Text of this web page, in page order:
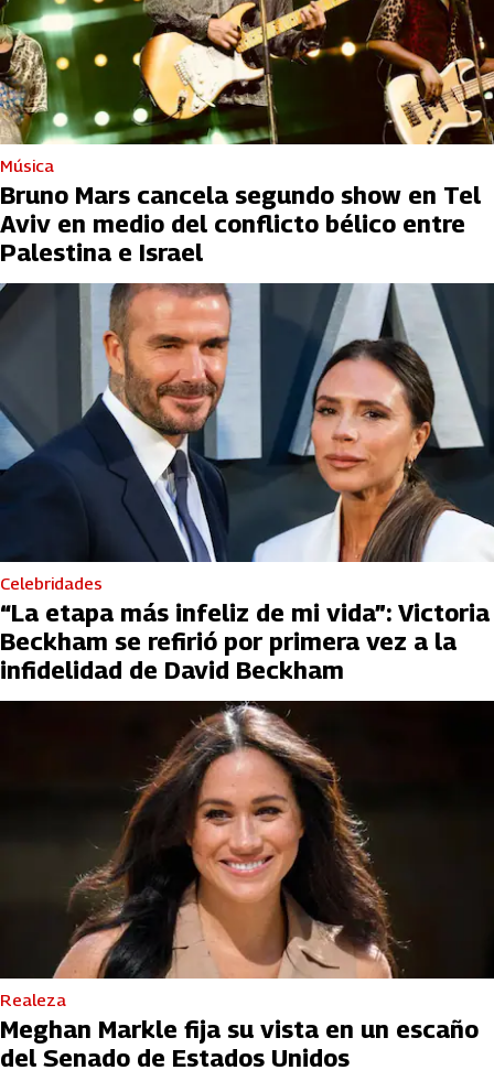
Música
Bruno Mars cancela segundo show en Tel
Aviv en medio del conflicto bélico entre
Palestina e Israel
Celebridades
“La etapa más infeliz de mi vida”: Victoria
Beckham se refirió por primera vez a la
infidelidad de David Beckham
Realeza
Meghan Markle fija su vista en un escaño
del Senado de Estados Unidos